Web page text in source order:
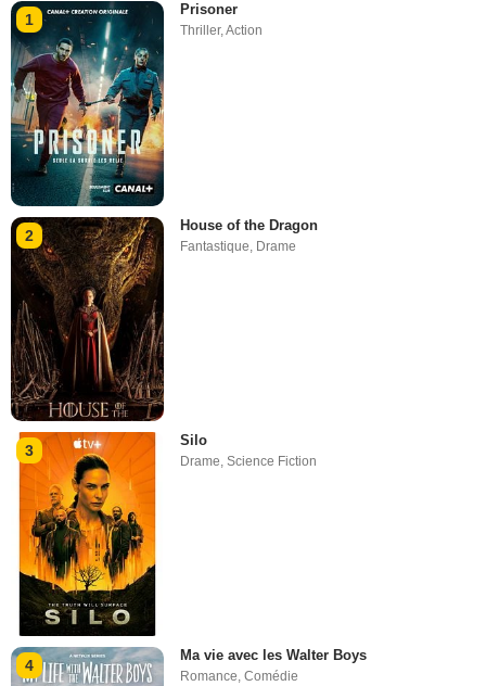
1
Prisoner
Thriller,Action
2
House of the Dragon
Fantastique Drame
3
Silo
Drame,Science Fiction
4
Ma vie avec les Walter Boys
Romance,Comédie